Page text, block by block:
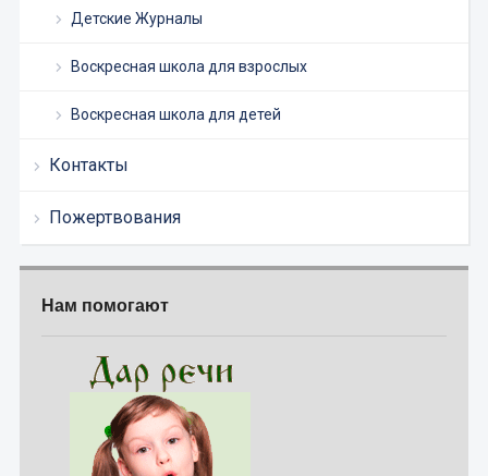
Детские Журналы
Воскресная школа для взрослых
Воскресная школа для детей
Контакты
Пожертвования
Нам помогают